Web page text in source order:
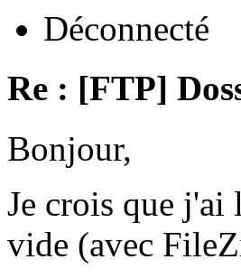
Déconnecté
Re : [FTP]
Bonjour,
Je crois que j'ai
vide (avec